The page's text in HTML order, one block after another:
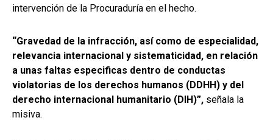
intervención de la Procuraduría en el hecho.
“Gravedad de la infracción, así como de especialidad,
relevancia internacional y sistematicidad, en relación
a unas faltas especificas dentro de conductas
violatorias de los derechos humanos (DDHH) y del
derecho internacional humanitario (DIH)”, señala la
misiva.